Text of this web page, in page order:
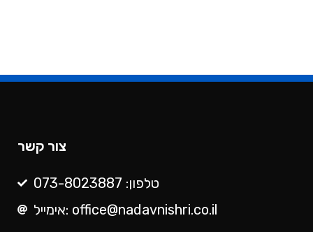
צור קשר
טלפון: 073-8023887
אימייל: office@nadavnishri.co.il